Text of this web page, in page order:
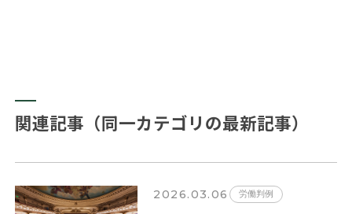
関連記事（同一カテゴリの最新記事）
2026.03.06 労働判例